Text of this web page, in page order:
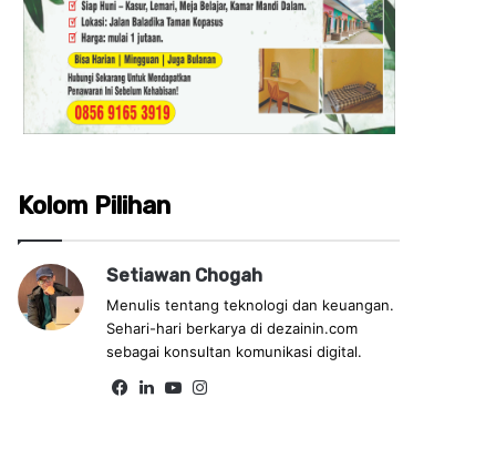
Kolom Pilihan
Setiawan Chogah
Menulis tentang teknologi dan keuangan.
Sehari-hari berkarya di dezainin.com
sebagai konsultan komunikasi digital.
Fa Lin Yo